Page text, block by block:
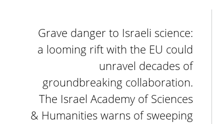
Grave danger to Israeli science:
a looming rift with the EU could
unravel decades of
groundbreaking collaboration.
The Israel Academy of Sciences
& Humanities warns of sweeping